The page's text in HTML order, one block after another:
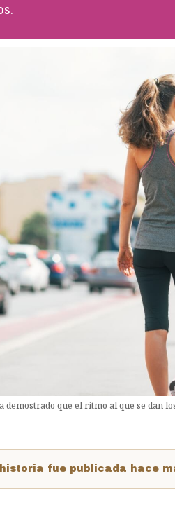
que el ritmo al que se dan
fue publicada hace